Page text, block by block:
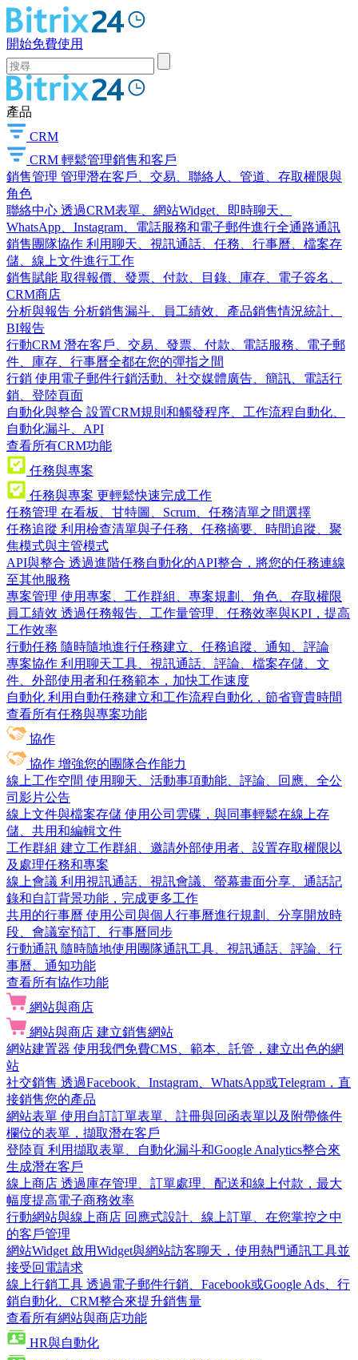
開始免費使用
產品
CRM
CRM 輕鬆管理銷售和客戶
銷售管理 管理潛在客戶、交易、聯絡人、管道、存取權限與
角色
聯絡中心 透過CRM表單、網站Widget、即時聊天、
WhatsApp、Instagram、電話服務和電子郵件進行全通路通訊
銷售團隊協作 利用聊天、視訊通話、任務、行事曆、檔案存
儲、線上文件進行工作
銷售賦能 取得報價、發票、付款、目錄、庫存、電子簽名、
CRM商店
分析與報告 分析銷售漏斗、員工績效、產品銷售情況統計、
BI報告
行動CRM 潛在客戶、交易、發票、付款、電話服務、電子郵
件、庫存、行事曆全都在您的彈指之間
行銷 使用電子郵件行銷活動、社交媒體廣告、簡訊、電話行
銷、登陸頁面
自動化與整合 設置CRM規則和觸發程序、工作流程自動化、
自動化漏斗、API
查看所有CRM功能
任務與專案
任務與專案 更輕鬆快速完成工作
任務管理 在看板、甘特圖、Scrum、任務清單之間選擇
任務追蹤 利用檢查清單與子任務、任務摘要、時間追蹤、聚
焦模式與主管模式
API與整合 透過進階任務自動化的API整合，將您的任務連線
至其他服務
專案管理 使用專案、工作群組、專案規劃、角色、存取權限
員工績效 透過任務報告、工作量管理、任務效率與KPI，提高
工作效率
行動任務 隨時隨地進行任務建立、任務追蹤、通知、評論
專案協作 利用聊天工具、視訊通話、評論、檔案存儲、文
件、外部使用者和任務範本，加快工作速度
自動化 利用自動任務建立和工作流程自動化，節省寶貴時間
查看所有任務與專案功能
協作
協作 增強您的團隊合作能力
線上工作空間 使用聊天、活動事項動能、評論、回應、全公
司影片公告
線上文件與檔案存儲 使用公司雲碟，與同事輕鬆在線上存
儲、共用和編輯文件
工作群組 建立工作群組、邀請外部使用者、設置存取權限以
及處理任務和專案
線上會議 利用視訊通話、視訊會議、螢幕畫面分享、通話記
錄和自訂背景功能，完成更多工作
共用的行事曆 使用公司與個人行事曆進行規劃、分享開放時
段、會議室預訂、行事曆同步
行動通訊 隨時隨地使用團隊通訊工具、視訊通話、評論、行
事曆、通知功能
查看所有協作功能
網站與商店
網站與商店 建立銷售網站
網站建置器 使用我們免費CMS、範本、託管，建立出色的網
站
社交銷售 透過Facebook、Instagram、WhatsApp或Telegram，直
接銷售您的產品
網站表單 使用自訂訂單表單、註冊與回函表單以及附帶條件
欄位的表單，擷取潛在客戶
登陸頁 利用擷取表單、自動化漏斗和Google Analytics整合來
生成潛在客戶
線上商店 透過庫存管理、訂單處理、配送和線上付款，最大
幅度提高電子商務效率
行動網站與線上商店 回應式設計、線上訂單、在您掌控之中
的客戶管理
網站Widget 啟用Widget與網站訪客聊天，使用熱門通訊工具並
接受回電請求
線上行銷工具 透過電子郵件行銷、Facebook或Google Ads、行
銷自動化、CRM整合來提升銷售量
查看所有網站與商店功能
HR與自動化